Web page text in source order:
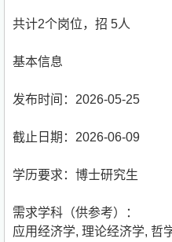
共计2个岗位，招 5人
基本信息
发布时间：2026-05-25
截止日期：2026-06-09
学历要求：博士研究生
需求学科（供参考）：
应用经济学, 理论经济学, 哲